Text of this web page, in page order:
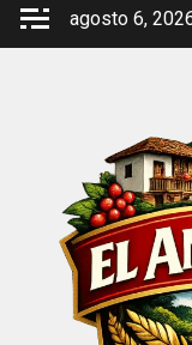
Saltar
agosto 6,